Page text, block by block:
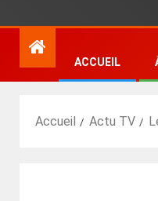
ACCUEIL
Accueil Actu TV